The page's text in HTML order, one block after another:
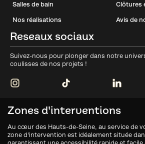
Salles de bain Clôtures
Nos réalisations Avis de
Reseaux sociaux
Suivez-nous pour plonger dans notre
coulisses de nos projets !
Zones d'interventions
Au cœur des Hauts-de-Seine, au service de
zone d'intervention est idéalement située